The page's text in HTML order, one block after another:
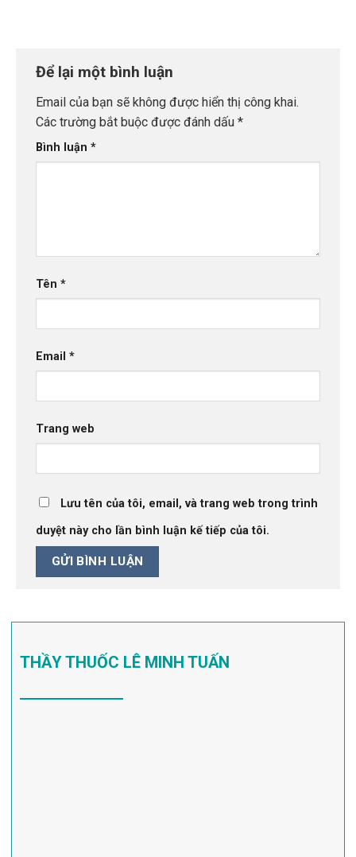
Để lại một bình luận
Email của bạn sẽ không được hiển thị công khai.
Các trường bắt buộc được đánh dấu *
Bình luận *
Tên *
Email *
Trang web
Lưu tên của tôi, email, và trang web trong trình
duyệt này cho lần bình luận kế tiếp của tôi.
THẦY THUỐC LÊ MINH TUẤN